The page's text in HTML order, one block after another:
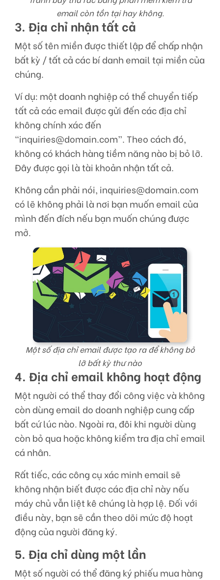
email còn tồn tại hay không.
3. Địa chỉ nhận tất cả
Một số tên miền được thiết lập để chấp nhận
bất kỳ / tất cả các bí danh email tại miền của
chúng.
Ví dụ: một doanh nghiệp có thể chuyển tiếp
tất cả các email được gửi đến các địa chỉ
không chính xác đến
“inquiries@domain.com”. Theo cách đó,
không có khách hàng tiềm năng nào bị bỏ lỡ.
Đây được gọi là tài khoản nhận tất cả.
Không cần phải nói, inquiries@domain.com
có ​​lẽ không phải là nơi bạn muốn email của
mình đến đích nếu bạn muốn chúng được
mở.
Một số địa chỉ email được tạo ra để không bỏ
lỡ bất kỳ thư nào
4. Địa chỉ email không hoạt động
Một người có thể thay đổi công việc và không
còn dùng email do doanh nghiệp cung cấp
bất cứ lúc nào. Ngoài ra, đôi khi người dùng
còn bỏ qua hoặc không kiểm tra địa chỉ email
cá nhân.
Rất tiếc, các công cụ xác minh email sẽ
không nhận biết được các địa chỉ này nếu
máy chủ vẫn liệt kê chúng là hợp lệ. Đối với
điều này, bạn sẽ cần theo dõi mức độ hoạt
động của người đăng ký.
5. Địa chỉ dùng một lần
Một số người có thể đăng ký phiếu mua hàng